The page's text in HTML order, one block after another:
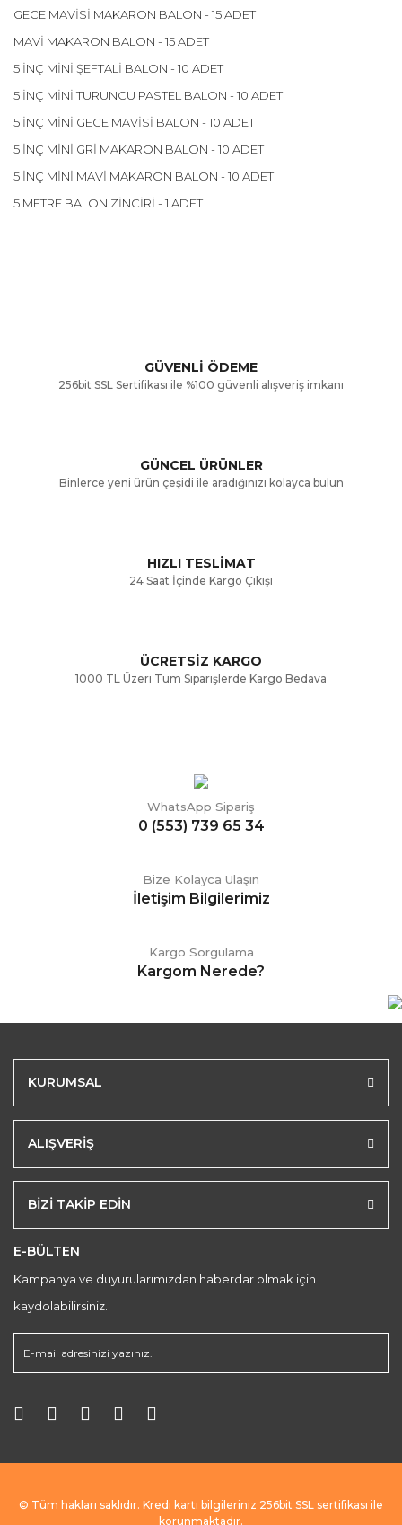
GECE MAVİSİ MAKARON BALON - 15 ADET
MAVİ MAKARON BALON - 15 ADET
5 İNÇ MİNİ ŞEFTALİ BALON - 10 ADET
5 İNÇ MİNİ TURUNCU PASTEL BALON - 10 ADET
5 İNÇ MİNİ GECE MAVİSİ BALON - 10 ADET
5 İNÇ MİNİ GRİ MAKARON BALON - 10 ADET
5 İNÇ MİNİ MAVİ MAKARON BALON - 10 ADET
5 METRE BALON ZİNCİRİ - 1 ADET
Ürün resmi kalitesiz, bozuk veya görüntülenemiyor.
Ürün bilgilerinde hatalar bulunuyor.
Gönder
GÜVENLİ ÖDEME
256bit SSL Sertifikası ile %100 güvenli alışveriş imkanı
GÜNCEL ÜRÜNLER
Binlerce yeni ürün çeşidi ile aradığınızı kolayca bulun
HIZLI TESLİMAT
24 Saat İçinde Kargo Çıkışı
ÜCRETSİZ KARGO
1000 TL Üzeri Tüm Siparişlerde Kargo Bedava
WhatsApp Sipariş
0 (553) 739 65 34
Bize Kolayca Ulaşın
İletişim Bilgilerimiz
Kargo Sorgulama
Kargom Nerede?
KURUMSAL
ALIŞVERİŞ
BİZİ TAKİP EDİN
E-BÜLTEN
Kampanya ve duyurularımızdan haberdar olmak için
kaydolabilirsiniz.
© Tüm hakları saklıdır. Kredi kartı bilgileriniz 256bit SSL sertifikası ile
korunmaktadır.